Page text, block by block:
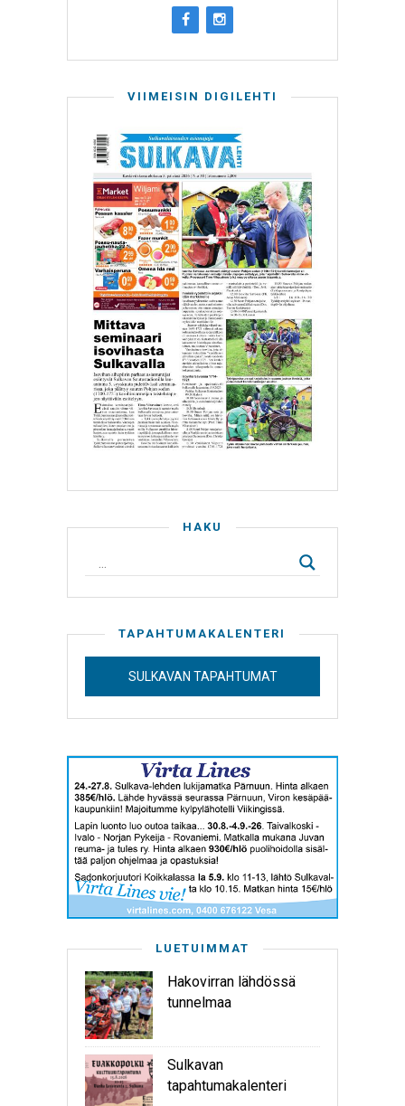
VIIMEISIN DIGILEHTI
HAKU
TAPAHTUMAKALENTERI
SULKAVAN TAPAHTUMAT
LUETUIMMAT
Hakovirran lähdössä
tunnelmaa
Sulkavan
tapahtumakalenteri